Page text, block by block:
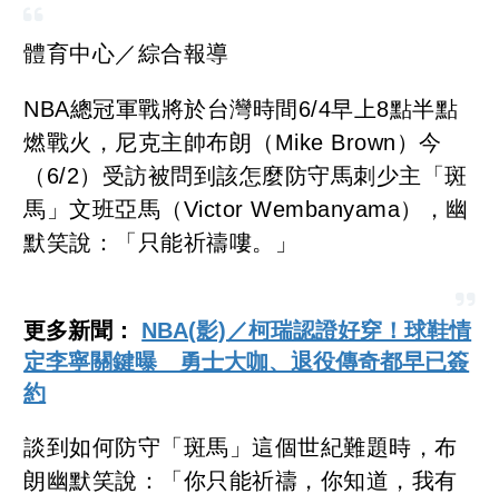
體育中心／綜合報導
NBA總冠軍戰將於台灣時間6/4早上8點半點
燃戰火，尼克主帥布朗（Mike Brown）今
（6/2）受訪被問到該怎麼防守馬刺少主「斑
馬」文班亞馬（Victor Wembanyama），幽
默笑說：「只能祈禱嘍。」
更多新聞： NBA(影)／柯瑞認證好穿！球鞋情
定李寧關鍵曝 勇士大咖、退役傳奇都早已簽
約
談到如何防守「斑馬」這個世紀難題時，布
朗幽默笑說：「你只能祈禱，你知道，我有